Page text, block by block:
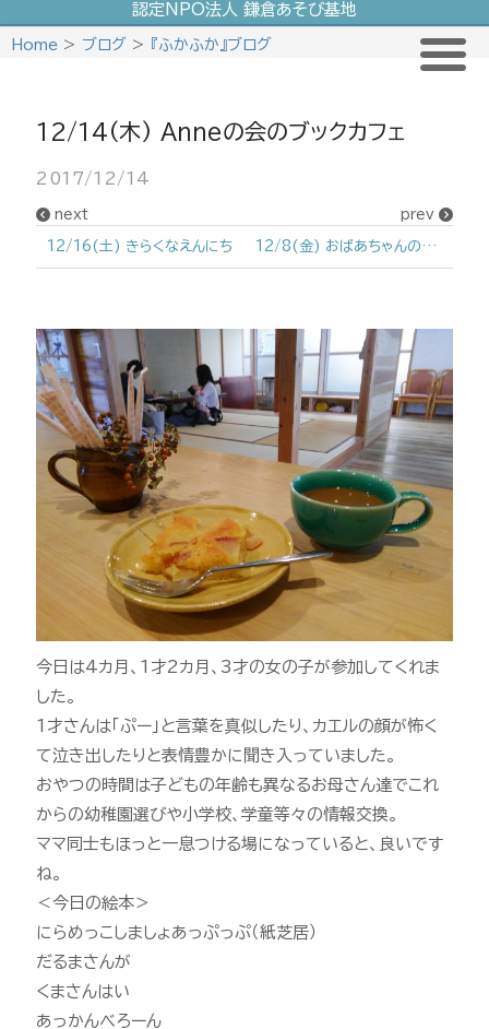
SkipHome > ブログ > 『ふかふか』ブログ
12/14(木) Anneの会のブックカフェ
2017/12/14
prev
12/8(金) おばあちゃんの精進おせち
next
12/16(土) きらくなえんにち
今日は4カ月、1才2カ月、3才の女の子が参加してくれま
した。
1才さんは「ぷー」と言葉を真似したり、カエルの顔が怖く
て泣き出したりと表情豊かに聞き入っていました。
おやつの時間は子どもの年齢も異なるお母さん達でこれ
からの幼稚園選びや小学校、学童等々の情報交換。
ママ同士もほっと一息つける場になっていると、良いです
ね。
＜今日の絵本＞
にらめっこしましょあっぷっぷ（紙芝居）
だるまさんが
くまさんはい
あっかんべろーん
認定NPO法人 鎌倉あそび基地